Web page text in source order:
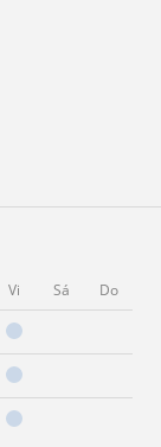
Vi Sá Do